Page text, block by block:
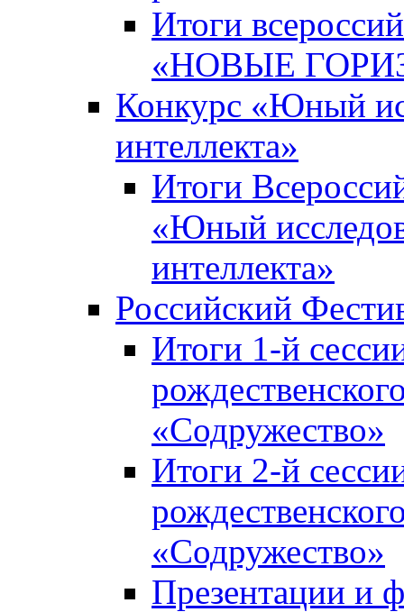
Итоги
«НОВЫЕ
Конкурс «Юный
интеллекта»
Итоги
«Юный
интеллекта»
Российский
Итоги 1-й
«Содружество»
Итоги 2-й
«Содружество»
Презентации и